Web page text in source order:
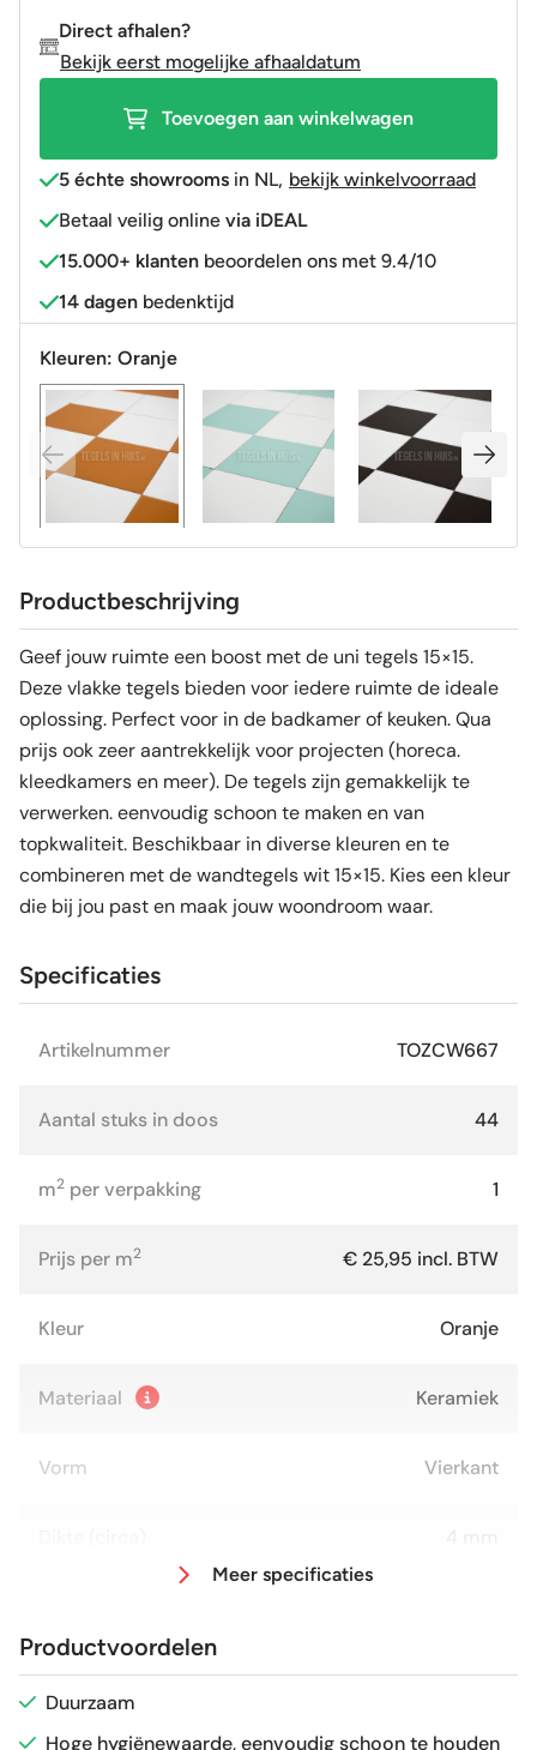
Direct afhalen?
Bekijk eerst mogelijke afhaaldatum
Toevoegen aan winkelwagen
5 échte showrooms in NL, bekijk winkelvoorraad
Betaal veilig online via iDEAL
15.000+ klanten beoordelen ons met 9.4/10
14 dagen bedenktijd
Kleuren: Oranje
Productbeschrijving
Geef jouw ruimte een boost met de uni tegels 15×15.
Deze vlakke tegels bieden voor iedere ruimte de ideale
oplossing. Perfect voor in de badkamer of keuken. Qua
prijs ook zeer aantrekkelijk voor projecten (horeca.
kleedkamers en meer). De tegels zijn gemakkelijk te
verwerken. eenvoudig schoon te maken en van
topkwaliteit. Beschikbaar in diverse kleuren en te
combineren met de wandtegels wit 15×15. Kies een kleur
die bij jou past en maak jouw woondroom waar.
Specificaties
Artikelnummer TOZCW667
Aantal stuks in doos 44
m2 per verpakking 1
Prijs per m2 € 25,95 incl. BTW
Kleur Oranje
Materiaal Keramiek
Vorm Vierkant
Glans / Mat Mat
Meer specificaties
Productvoordelen
Duurzaam
Hoge hygiënewaarde, eenvoudig schoon te houden